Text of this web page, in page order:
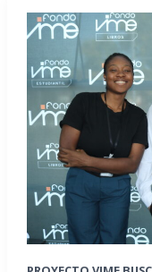
de
robótica
en
Panamá
Proyecto
VIME
busca
fomentar
competencias
técnicas
en
STEM
en
Santiago
y